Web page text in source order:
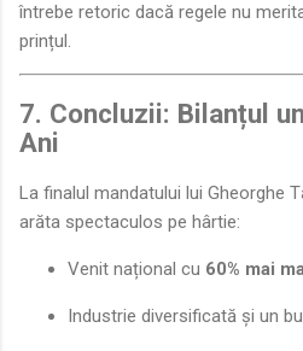
întrebe retoric dacă regele nu
prințul.
7. Concluzii: Bilanțul
Ani
La finalul mandatului lui Gheorghe
arăta spectaculos pe hârtie:
Venit național cu 60% mai
Industrie diversificată și un